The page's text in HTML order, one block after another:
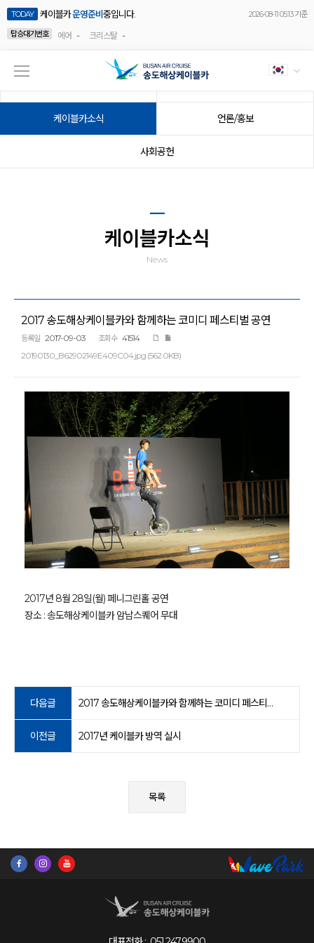
TODAY 케이블카운영준비 중입니다.
2026-08-11 05:13 기준
탑승대기번호
에어 - 크리스탈 -
케이블카소식 언론/홍보
사회공헌
케이블카소식
News
2017 송도해상케이블카와 함께하는 코미디 페스티벌 공연
등록일 2017-09-03 조회수 41514
20190130_B62902149E409C04.jpg (562.0KB)
2017년 8월 28일(월) 페니그린홀 공연
장소 : 송도해상케이블카 암남스퀘어 무대
다음글 2017 송도해상케이블카와 함께하는 코미디 페스티벌 공연
이전글 2017년 케이블카 방역 실시
목록